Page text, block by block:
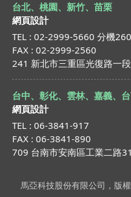
台北、桃園、新竹、苗栗
網頁設計
TEL : 02-2999-5660 分機260
FAX : 02-2999-2560
241 新北市三重區光復路一
台中、彰化、雲林、嘉義、
網頁設計
TEL : 06-3841-917
FAX : 06-3841-890
709 台南市安南區工業二路
馬亞科技股份有限公司，版